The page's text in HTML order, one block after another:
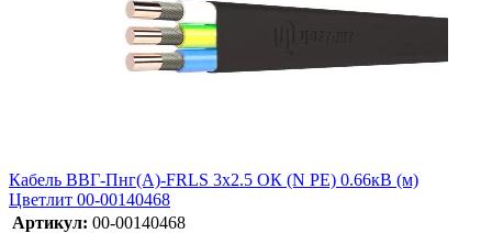
Кабель ВВГ-Пнг(А)-FRLS 3х2.5 ОК (N PE) 0.66кВ (м)
Цветлит 00-00140468
Артикул: 00-00140468